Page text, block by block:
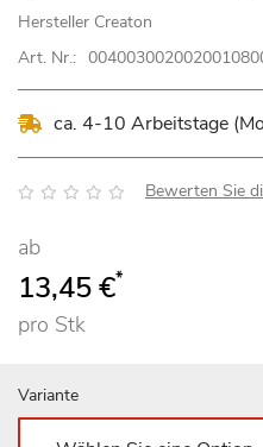
Hersteller Creaton
Art. Nr.:
ca. 4-10 Arbeitstage
Bewertung: Bewerten Sie
ab
13,45 €*
pro Stk
Variante